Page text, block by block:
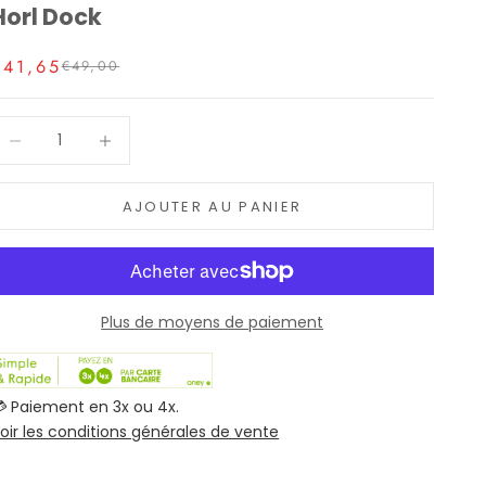
Dock
€49,00
la quantité
AJOUTER AU PANIER
Plus de moyens de paiement
Paiement en 3x ou 4x.
les conditions générales de vente